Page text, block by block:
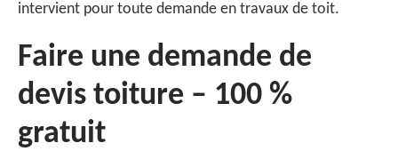
intervient pour toute demande en travaux de toit.
Faire une demande de
devis toiture – 100 %
gratuit